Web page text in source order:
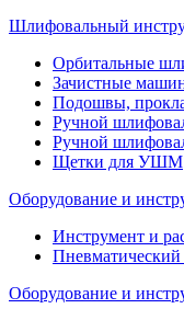
Шлифовальный
Орбитальные
Зачистные
Подошвы,
Ручной
Ручной
Щетки для УШМ
Оборудование и
Инструмент и
Оборудование и